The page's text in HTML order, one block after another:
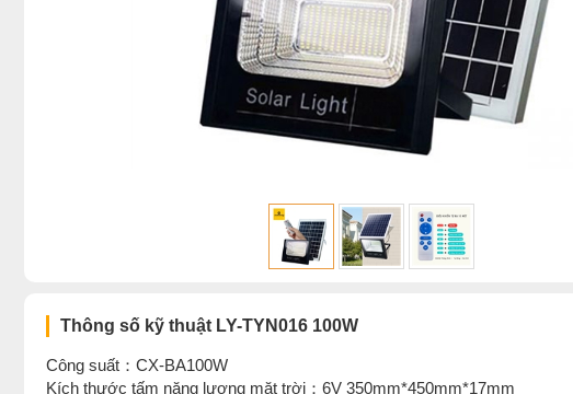
Thông số kỹ thuật LY-TYN016 100W
Công suất：CX-BA100W
Kích thước tấm năng lượng mặt trời：6V 350mm*450mm*17mm